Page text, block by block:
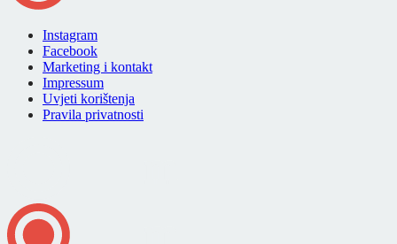
Instagram
Facebook
Marketing i kontakt
Impressum
Uvjeti korištenja
Pravila privatnosti